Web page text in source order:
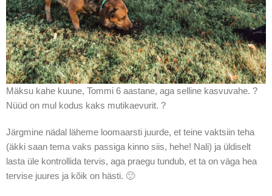
Mäksu kahe kuune, Tommi 6 aastane, aga selline kasvuvahe. ?
Nüüd on mul kodus kaks mutikaevurit. ?
Järgmine nädal läheme loomaarsti juurde, et teine vaktsiin teha
(äkki saan tema vaks passiga kinno siis, hehe! Nali) ja üldiselt
lasta üle kontrollida tervis, aga praegu tundub, et ta on väga hea
tervise juures ja kõik on hästi. 🙂